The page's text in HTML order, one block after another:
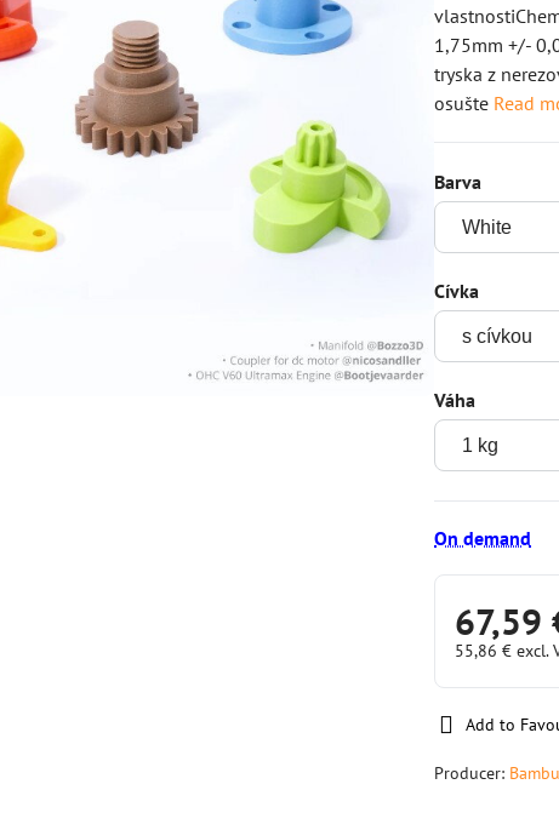
1,75mm +/-
tryska z
osušte Read
Barva
Cívka
Váha
On demand
67,59
55,86 €excl.
Add to
Producer: